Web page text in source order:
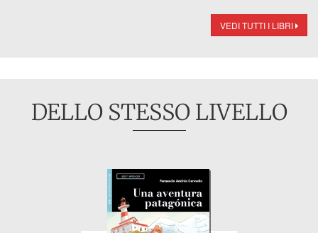
VEDI TUTTI I LIBRI
DELLO STESSO LIVELLO